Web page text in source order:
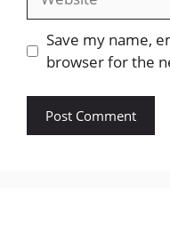
Save my name,
browser for the